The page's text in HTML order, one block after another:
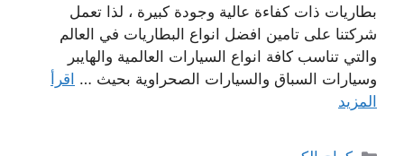
بطاريات ذات كفاءة عالية وجودة كبيرة ، لذا تعمل
شركتنا على تامين افضل انواع البطاريات في العالم
والتي تناسب كافة انواع السيارات العالمية والهايبر
وسيارات السباق والسيارات الصحراوية بحيث … اقرأ
المزيد